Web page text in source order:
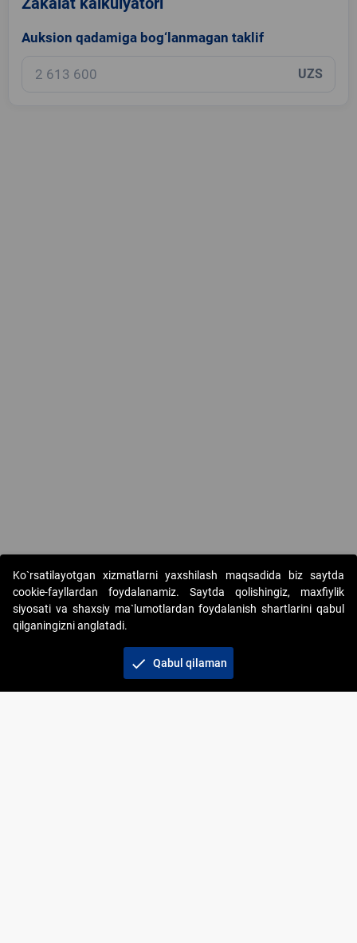
Auksion qadamiga bog‘lanmagan taklif
UZS
Copyright © 2017-2026. "Elektron onlayn-auksionlarni
tashkil etish" AJ. Barcha huquqlar himoyalangan
Ko`rsatilayotgan xizmatlarni yaxshilash maqsadida biz saytda
cookie-fayllardan foydalanamiz. Saytda qolishingiz, maxfiylik
siyosati va shaxsiy ma`lumotlardan foydalanish shartlarini qabul
qilganingizni anglatadi.
check Qabul qilaman